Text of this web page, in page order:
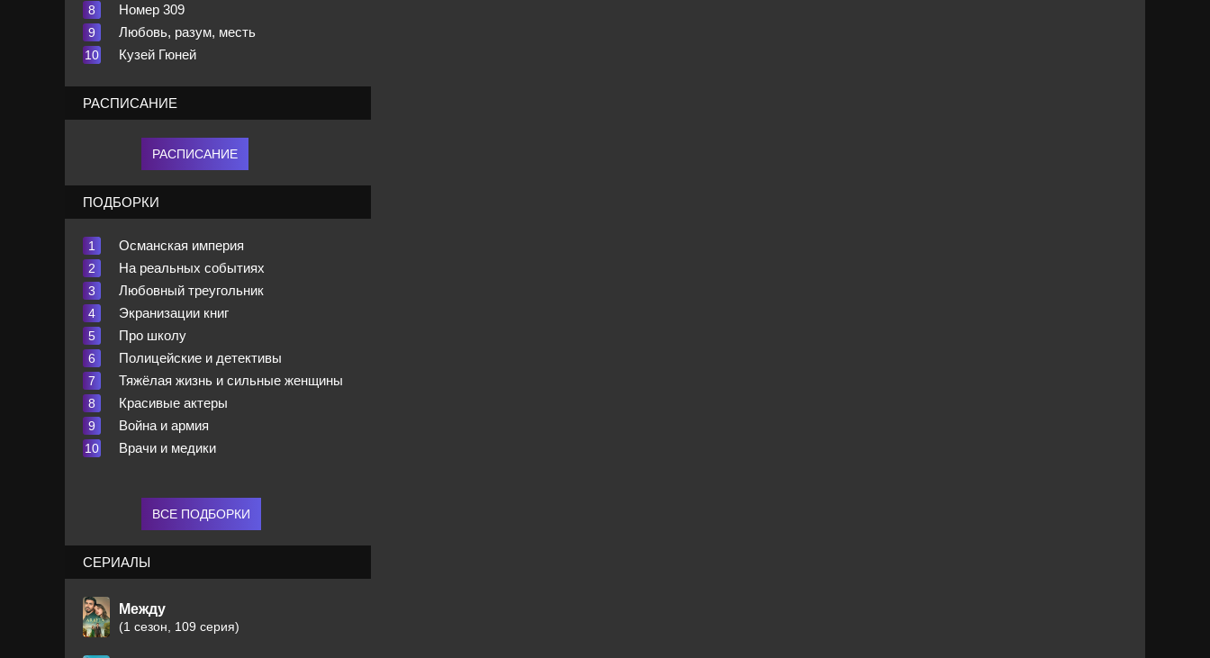
Номер 309
Любовь, разум, месть
Кузей Гюней
РАСПИСАНИЕ
РАСПИСАНИЕ
ПОДБОРКИ
Ocмaнcкaя импepия
На реальных событиях
Любовный треугольник
Экранизации книг
Про школу
Полицейские и детективы
Тяжёлая жизнь и сильные женщины
Кpacивыe aктepы
Вoйнa и apмия
Вpaчи и мeдики
ВСЕ ПОДБОРКИ
СЕРИАЛЫ
Между
(1 сезон, 109 серия)